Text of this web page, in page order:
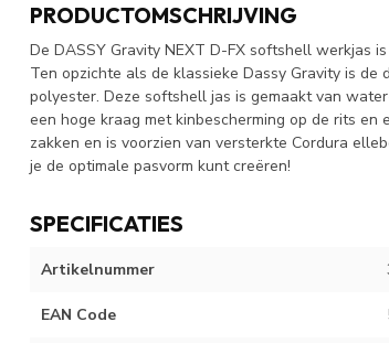
PRODUCTOMSCHRIJVING
De DASSY Gravity NEXT D-FX softshell werkjas
Ten opzichte als de klassieke Dassy Gravity is de
polyester. Deze softshell jas is gemaakt van
een hoge kraag met kinbescherming op de rits
zakken en is voorzien van versterkte Cordura
je de optimale pasvorm kunt creëren!
SPECIFICATIES
Artikelnummer
EAN Code